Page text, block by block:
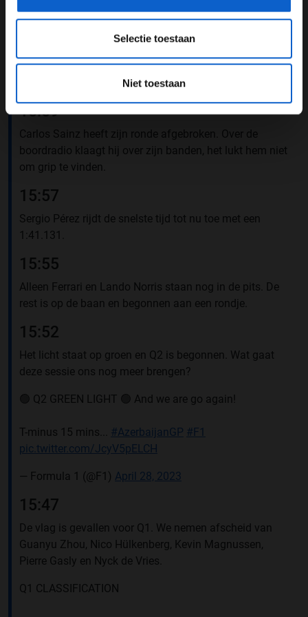
Selectie toestaan
Niet toestaan
16:02
Lewis Hamilton spannend worden. De Brit ligt nu op de
tiende plek en moet dus nog aan de bak.
15:59
Carlos Sainz heeft zijn ronde afgebroken. Over de
boordradio klaagt hij over zijn banden, het lukt hem niet
om grip te vinden.
15:57
Sergio Pérez rijdt de snelste tijd tot nu toe met een
1:41.131.
15:55
Alleen Ferrari en Lando Norris staan nog in de pits. De
rest is op de baan en begonnen aan een rondje.
15:52
Het licht staat op groen en Q2 is begonnen. Wat gaat
deze sessie ons nog meer brengen?
🟢 Q2 GREEN LIGHT 🟢 And we are go again!
T-minus 15 mins... #AzerbaijanGP #F1
pic.twitter.com/JcyV5pELCH
— Formula 1 (@F1) April 28, 2023
15:47
De vlag is gevallen voor Q1. We nemen afscheid van
Guanyu Zhou, Nico Hülkenberg, Kevin Magnussen,
Pierre Gasly en Nyck de Vries.
Q1 CLASSIFICATION